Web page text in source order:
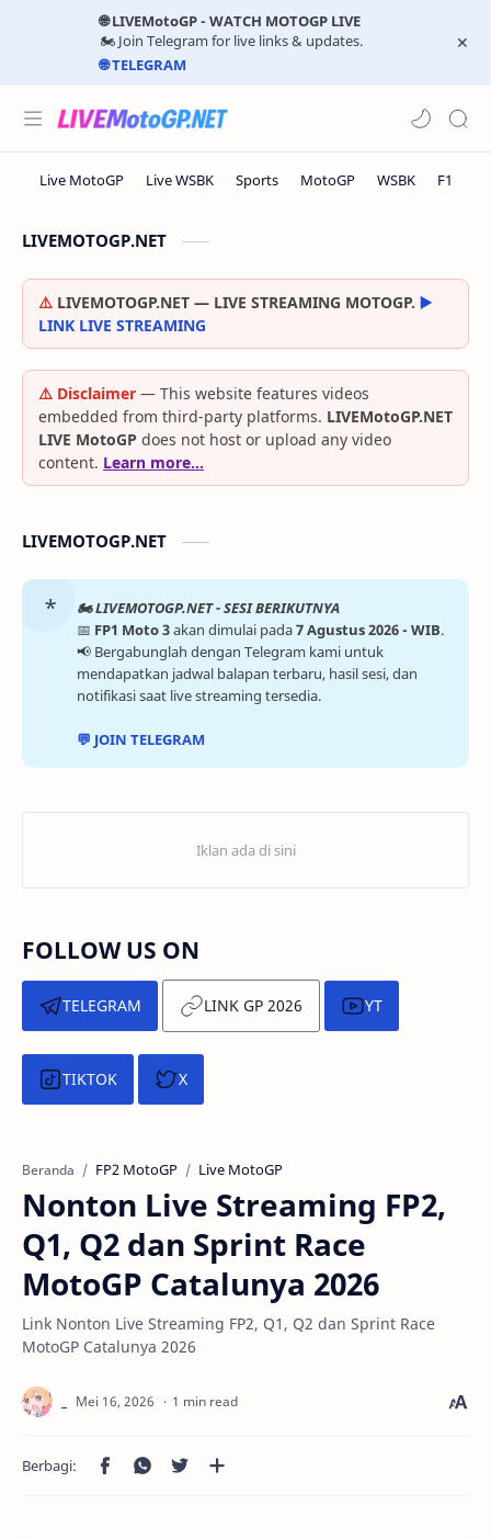
🌐 LIVEMotoGP - WATCH MOTOGP LIVE
🏍️ Join Telegram for live links & updates.
🌐 TELEGRAM
LIVEMOTOGP.NET
⚠️ LIVEMOTOGP.NET — LIVE STREAMING MOTOGP. ▶️
LINK LIVE STREAMING
⚠️ Disclaimer — This website features videos
embedded from third-party platforms. LIVEMotoGP.NET
LIVE MotoGP does not host or upload any video
content. Learn more…
LIVEMOTOGP.NET
🏍️ LIVEMOTOGP.NET - SESI BERIKUTNYA
📅 FP1 Moto 3akan dimulai pada7 Agustus 2026 - WIB.
📢 Bergabunglah dengan Telegram kami untuk
mendapatkan jadwal balapan terbaru, hasil sesi, dan
notifikasi saat live streaming tersedia.
💬 JOIN TELEGRAM
FOLLOW US ON
TELEGRAM LINK GP 2026 YT
TIKTOK X
Beranda FP2 MotoGP Live MotoGP
Nonton Live Streaming FP2,
Q1, Q2 dan Sprint Race
MotoGP Catalunya 2026
Link Nonton Live Streaming FP2, Q1, Q2 dan Sprint Race
MotoGP Catalunya 2026
1 min read